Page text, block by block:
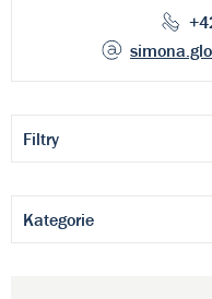
Filtry
Kategorie